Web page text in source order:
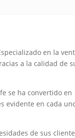
en la
a la calidad de
se ha convertido en
evidente en cada
de sus